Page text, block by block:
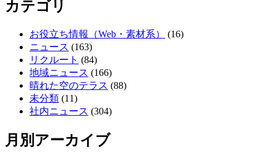
カテゴリ
お役立ち情報（Web・素材系）
(16)
ニュース (163)
リクルート (84)
地域ニュース (166)
晴れた空のテラス (88)
未分類 (11)
社内ニュース (304)
月別アーカイブ